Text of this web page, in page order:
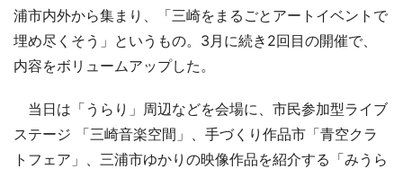
浦市内外から集まり、「三崎をまるごとアートイベントで
埋め尽くそう」というもの。3月に続き2回目の開催で、
内容をボリュームアップした。
当日は「うらり」周辺などを会場に、市民参加型ライブ
ステージ 「三崎音楽空間」、手づくり作品市「青空クラ
トフェア」、三浦市ゆかりの映像作品を紹介する「みうら